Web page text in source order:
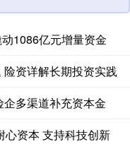
1086亿元增量资金
险资详解长期投资实践
企多渠道补充资本金
心资本 支持科技创新